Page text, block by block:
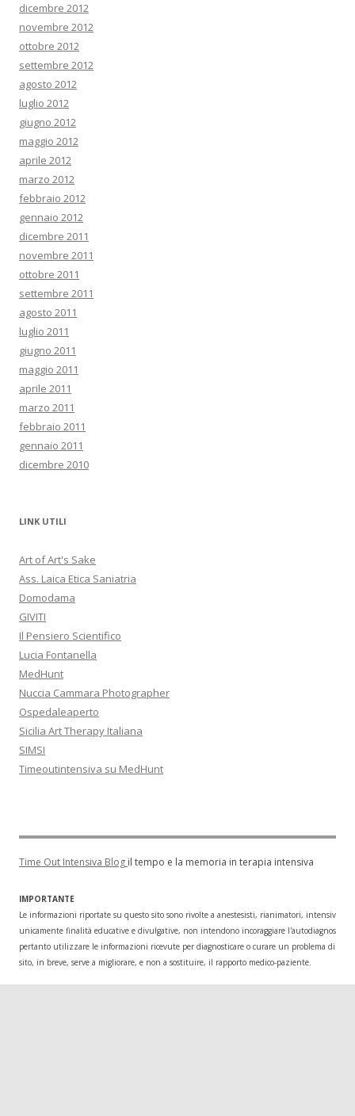
dicembre 2012
novembre 2012
ottobre 2012
settembre 2012
agosto 2012
luglio 2012
giugno 2012
maggio 2012
aprile 2012
marzo 2012
febbraio 2012
gennaio 2012
dicembre 2011
novembre 2011
ottobre 2011
settembre 2011
agosto 2011
luglio 2011
giugno 2011
maggio 2011
aprile 2011
marzo 2011
febbraio 2011
gennaio 2011
dicembre 2010
LINK UTILI
Art of Art's Sake
Ass. Laica Etica Saniatria
Domodama
GIVITI
Il Pensiero Scientifico
Lucia Fontanella
MedHunt
Nuccia Cammara Photographer
Ospedaleaperto
Sicilia Art Therapy Italiana
SIMSI
Timeoutintensiva su MedHunt
Time Out Intensiva Blog il tempo e la memoria in terapia intensiva
IMPORTANTE
Le informazioni riportate su questo sito sono rivolte a anestesisti, rianimatori,
unicamente finalità educative e divulgative, non intendono incoraggiare l'autodiagnosi o
pertanto utilizzare le informazioni ricevute per diagnosticare o curare un problema di
sito, in breve, serve a migliorare, e non a sostituire, il rapporto medico-paziente.